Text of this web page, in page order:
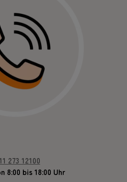
273 12100
8:00 bis 18:00 Uhr